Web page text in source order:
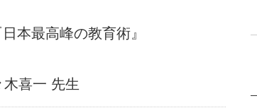
本最高峰の教育術』
喜一 先生